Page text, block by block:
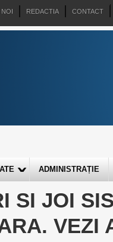
NOI REDACTIA CONTACT
ADMINISTRAȚIE
SI JOI
VEZI